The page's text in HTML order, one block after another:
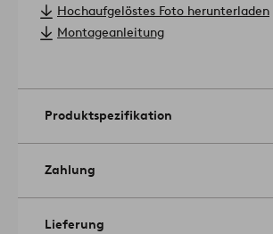
nimmt.
Lizenznummer und prüfendes Institut:
Größe: Höhe 45 cm, Breite 40 cm,
Belastbarkeit: 120 kg.
Pflegehinweis: Mit einem trockenen
Tipp: TOTTORI ist das ideale
Hochaufgelöstes Foto herunterladen
Montageanleitung
Produktspezifikation
Zahlung
Lieferung